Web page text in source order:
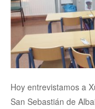
Hoy entrevistamos a
San Sebastián de